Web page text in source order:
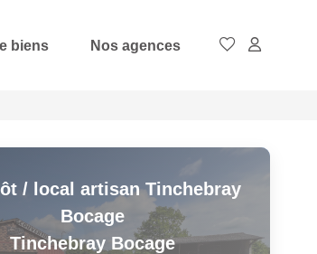
biens Nos agences
/ local artisan Tinchebray
Bocage
Tinchebray Bocage